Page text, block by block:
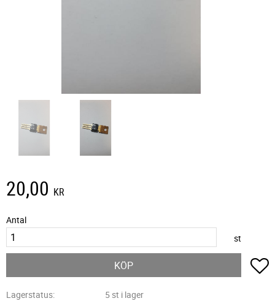
20,00 KR
Antal
st
KÖP
Lagerstatus
5 st i lager